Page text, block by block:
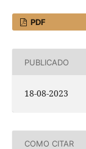
PDF
PUBLICADO
18-08-2023
COMO CITAR